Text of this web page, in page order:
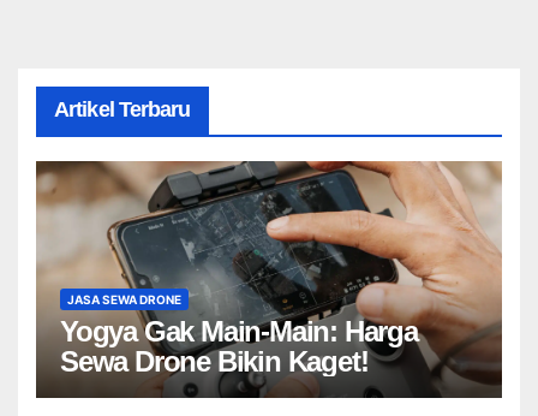
Artikel Terbaru
JASA SEWA DRONE
Yogya Gak Main-Main: Harga
Sewa Drone Bikin Kaget!